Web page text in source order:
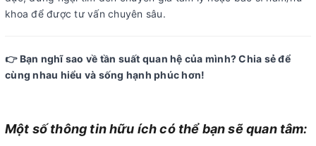
khoa để được tư vấn chuyên sâu.
👉 Bạn nghĩ sao về tần suất quan hệ của mình? Chia sẻ để
cùng nhau hiểu và sống hạnh phúc hơn!
Một số thông tin hữu ích có thể bạn sẽ quan tâm: